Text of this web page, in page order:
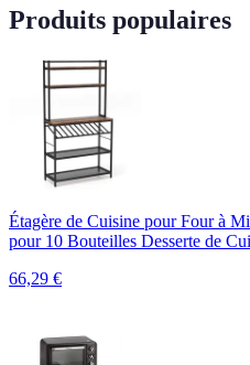
Produits populaires
Étagère de Cuisine pour Four à
pour 10 Bouteilles Desserte de
66,29 €